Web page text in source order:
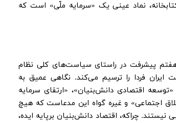
نماد عینی یک «سرمایه ملّی» است که
پیشرفت در راستای سیاست‌های کلی نظام
فردا را ترسیم می‌کند. نگاهی عمیق به
اقتصادی دانش‌بنیان»، «ارتقای سرمایه
اجتماعی» و غیره گواه این مدعاست که هیچ
چراکه، اقتصاد دانش‌بنیان برپایه ایده،